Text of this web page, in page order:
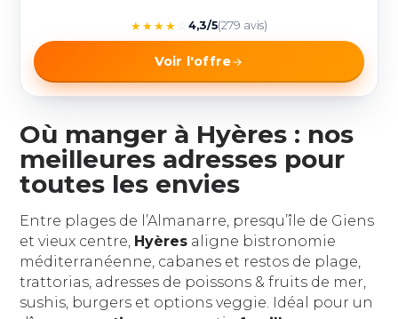
★★★★ 4,3/5(279 avis)
Voir l'offre
Où manger à Hyères : nos
meilleures adresses pour
toutes les envies
Entre plages de l’Almanarre, presqu’île de Giens
et vieux centre, Hyères aligne bistronomie
méditerranéenne, cabanes et restos de plage,
trattorias, adresses de poissons & fruits de mer,
sushis, burgers et options veggie. Idéal pour un